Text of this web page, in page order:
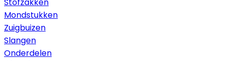
Mondstukken
Zuigbuizen
Slangen
Onderdelen